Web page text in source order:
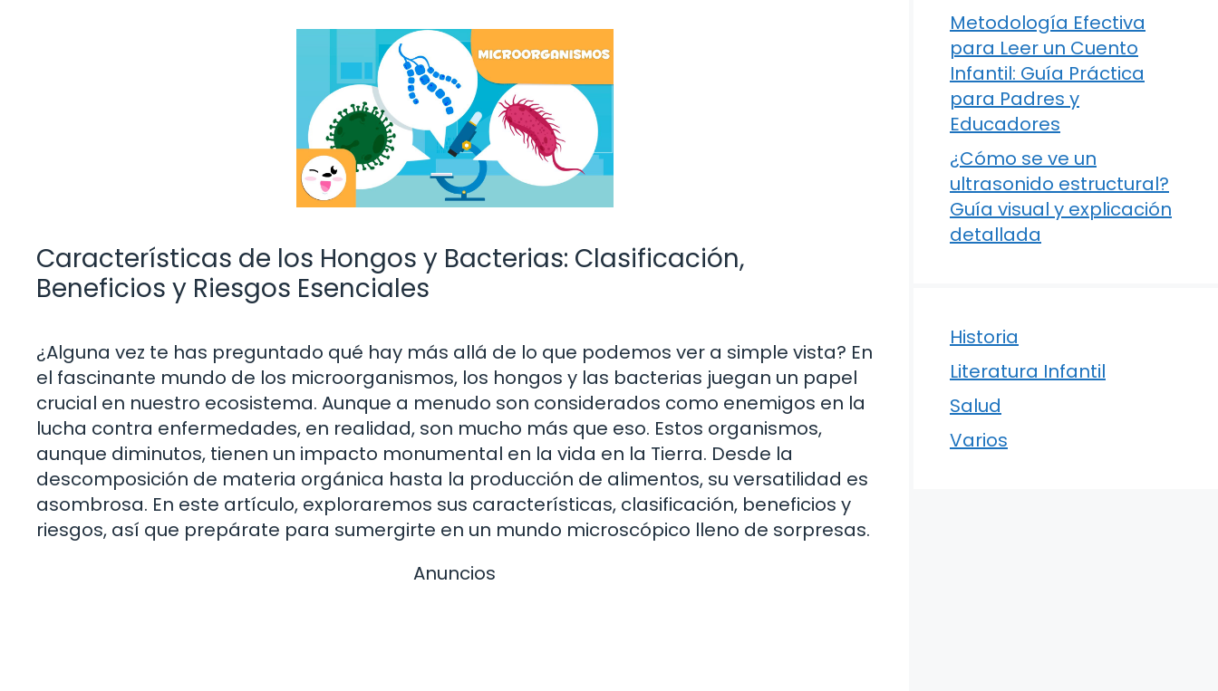
Características de los Hongos y Bacterias: Clasificación,
Beneficios y Riesgos Esenciales
¿Alguna vez te has preguntado qué hay más allá de lo que podemos ver a simple vista? En
el fascinante mundo de los microorganismos, los hongos y las bacterias juegan un papel
crucial en nuestro ecosistema. Aunque a menudo son considerados como enemigos en la
lucha contra enfermedades, en realidad, son mucho más que eso. Estos organismos,
aunque diminutos, tienen un impacto monumental en la vida en la Tierra. Desde la
descomposición de materia orgánica hasta la producción de alimentos, su versatilidad es
asombrosa. En este artículo, exploraremos sus características, clasificación, beneficios y
riesgos, así que prepárate para sumergirte en un mundo microscópico lleno de sorpresas.
Anuncios
Metodología Efectiva
para Leer un Cuento
Infantil: Guía Práctica
para Padres y
Educadores
¿Cómo se ve un
ultrasonido estructural?
Guía visual y explicación
detallada
Historia
Literatura Infantil
Salud
Varios